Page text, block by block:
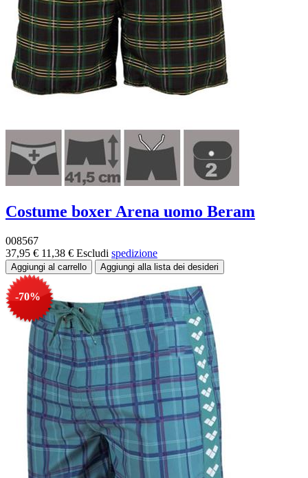
Costume boxer Arena uomo Beram
008567
37,95 € 11,38 € Escludi spedizione
-70%